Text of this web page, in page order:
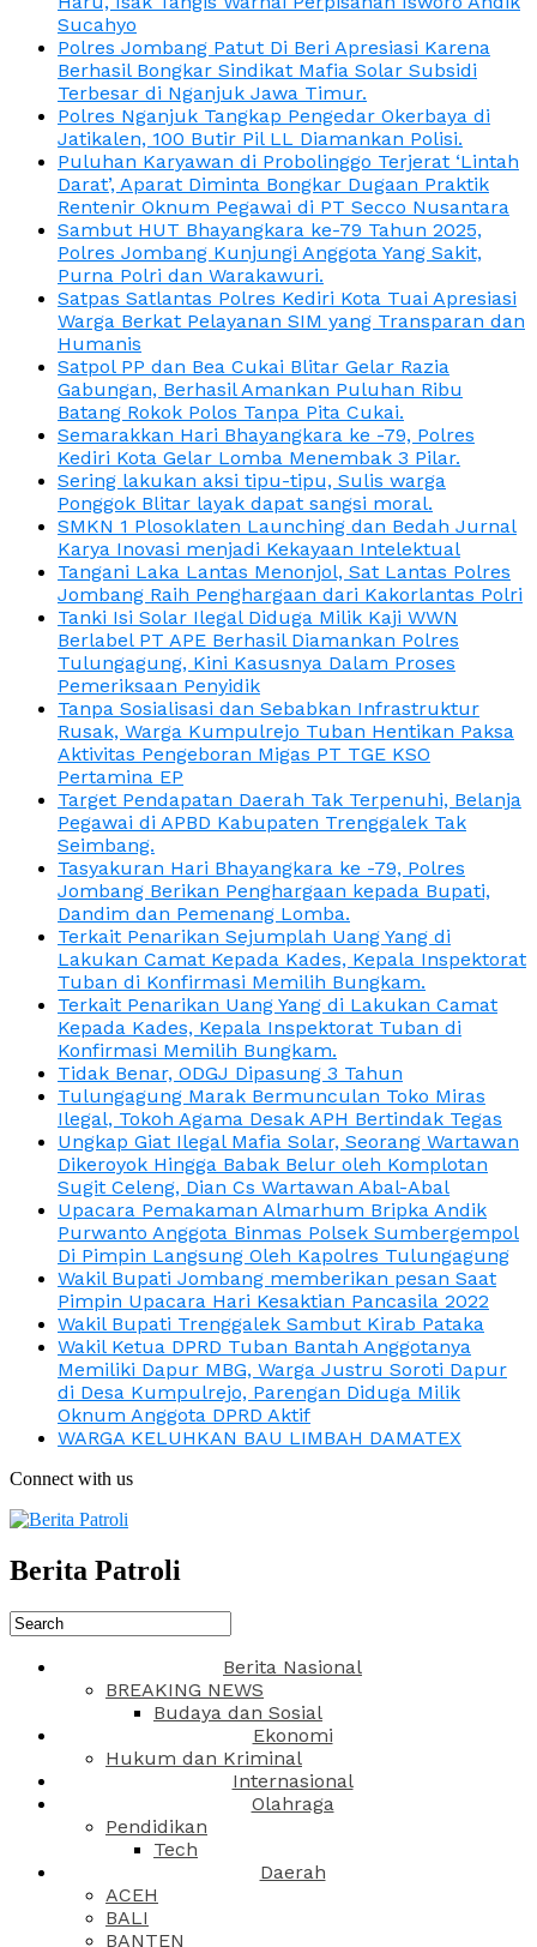
Sucahyo
Polres Jombang Patut Di Beri Apresiasi Karena
Berhasil Bongkar Sindikat Mafia Solar Subsidi
Terbesar di Nganjuk Jawa Timur.
Polres Nganjuk Tangkap Pengedar Okerbaya di
Jatikalen, 100 Butir Pil LL Diamankan Polisi.
Puluhan Karyawan di Probolinggo Terjerat ‘Lintah
Darat’, Aparat Diminta Bongkar Dugaan Praktik
Rentenir Oknum Pegawai di PT Secco Nusantara
Sambut HUT Bhayangkara ke-79 Tahun 2025,
Polres Jombang Kunjungi Anggota Yang Sakit,
Purna Polri dan Warakawuri.
Satpas Satlantas Polres Kediri Kota Tuai Apresiasi
Warga Berkat Pelayanan SIM yang Transparan dan
Humanis
Satpol PP dan Bea Cukai Blitar Gelar Razia
Gabungan, Berhasil Amankan Puluhan Ribu
Batang Rokok Polos Tanpa Pita Cukai.
Semarakkan Hari Bhayangkara ke -79, Polres
Kediri Kota Gelar Lomba Menembak 3 Pilar.
Sering lakukan aksi tipu-tipu, Sulis warga
Ponggok Blitar layak dapat sangsi moral.
SMKN 1 Plosoklaten Launching dan Bedah Jurnal
Karya Inovasi menjadi Kekayaan Intelektual
Tangani Laka Lantas Menonjol, Sat Lantas Polres
Jombang Raih Penghargaan dari Kakorlantas Polri
Tanki Isi Solar Ilegal Diduga Milik Kaji WWN
Berlabel PT APE Berhasil Diamankan Polres
Tulungagung, Kini Kasusnya Dalam Proses
Pemeriksaan Penyidik
Tanpa Sosialisasi dan Sebabkan Infrastruktur
Rusak, Warga Kumpulrejo Tuban Hentikan Paksa
Aktivitas Pengeboran Migas PT TGE KSO
Pertamina EP
Target Pendapatan Daerah Tak Terpenuhi, Belanja
Pegawai di APBD Kabupaten Trenggalek Tak
Seimbang.
Tasyakuran Hari Bhayangkara ke -79, Polres
Jombang Berikan Penghargaan kepada Bupati,
Dandim dan Pemenang Lomba.
Terkait Penarikan Sejumplah Uang Yang di
Lakukan Camat Kepada Kades, Kepala Inspektorat
Tuban di Konfirmasi Memilih Bungkam.
Terkait Penarikan Uang Yang di Lakukan Camat
Kepada Kades, Kepala Inspektorat Tuban di
Konfirmasi Memilih Bungkam.
Tidak Benar, ODGJ Dipasung 3 Tahun
Tulungagung Marak Bermunculan Toko Miras
Ilegal, Tokoh Agama Desak APH Bertindak Tegas
Ungkap Giat Ilegal Mafia Solar, Seorang Wartawan
Dikeroyok Hingga Babak Belur oleh Komplotan
Sugit Celeng, Dian Cs Wartawan Abal-Abal
Upacara Pemakaman Almarhum Bripka Andik
Purwanto Anggota Binmas Polsek Sumbergempol
Di Pimpin Langsung Oleh Kapolres Tulungagung
Wakil Bupati Jombang memberikan pesan Saat
Pimpin Upacara Hari Kesaktian Pancasila 2022
Wakil Bupati Trenggalek Sambut Kirab Pataka
Wakil Ketua DPRD Tuban Bantah Anggotanya
Memiliki Dapur MBG, Warga Justru Soroti Dapur
di Desa Kumpulrejo, Parengan Diduga Milik
Oknum Anggota DPRD Aktif
WARGA KELUHKAN BAU LIMBAH DAMATEX
Connect with us
Berita Patroli
Berita Nasional
BREAKING NEWS
Budaya dan Sosial
Ekonomi
Hukum dan Kriminal
Internasional
Olahraga
Pendidikan
Tech
Daerah
ACEH
BALI
BANTEN